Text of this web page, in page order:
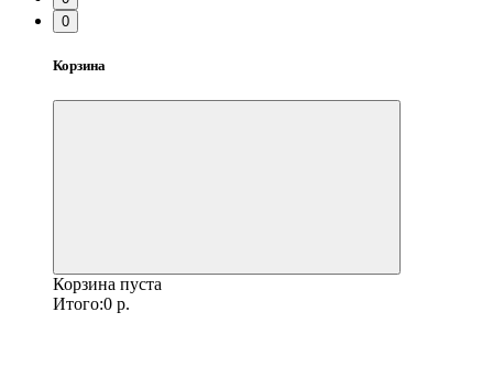
0
Корзина
Корзина пуста
Итого:0 р.